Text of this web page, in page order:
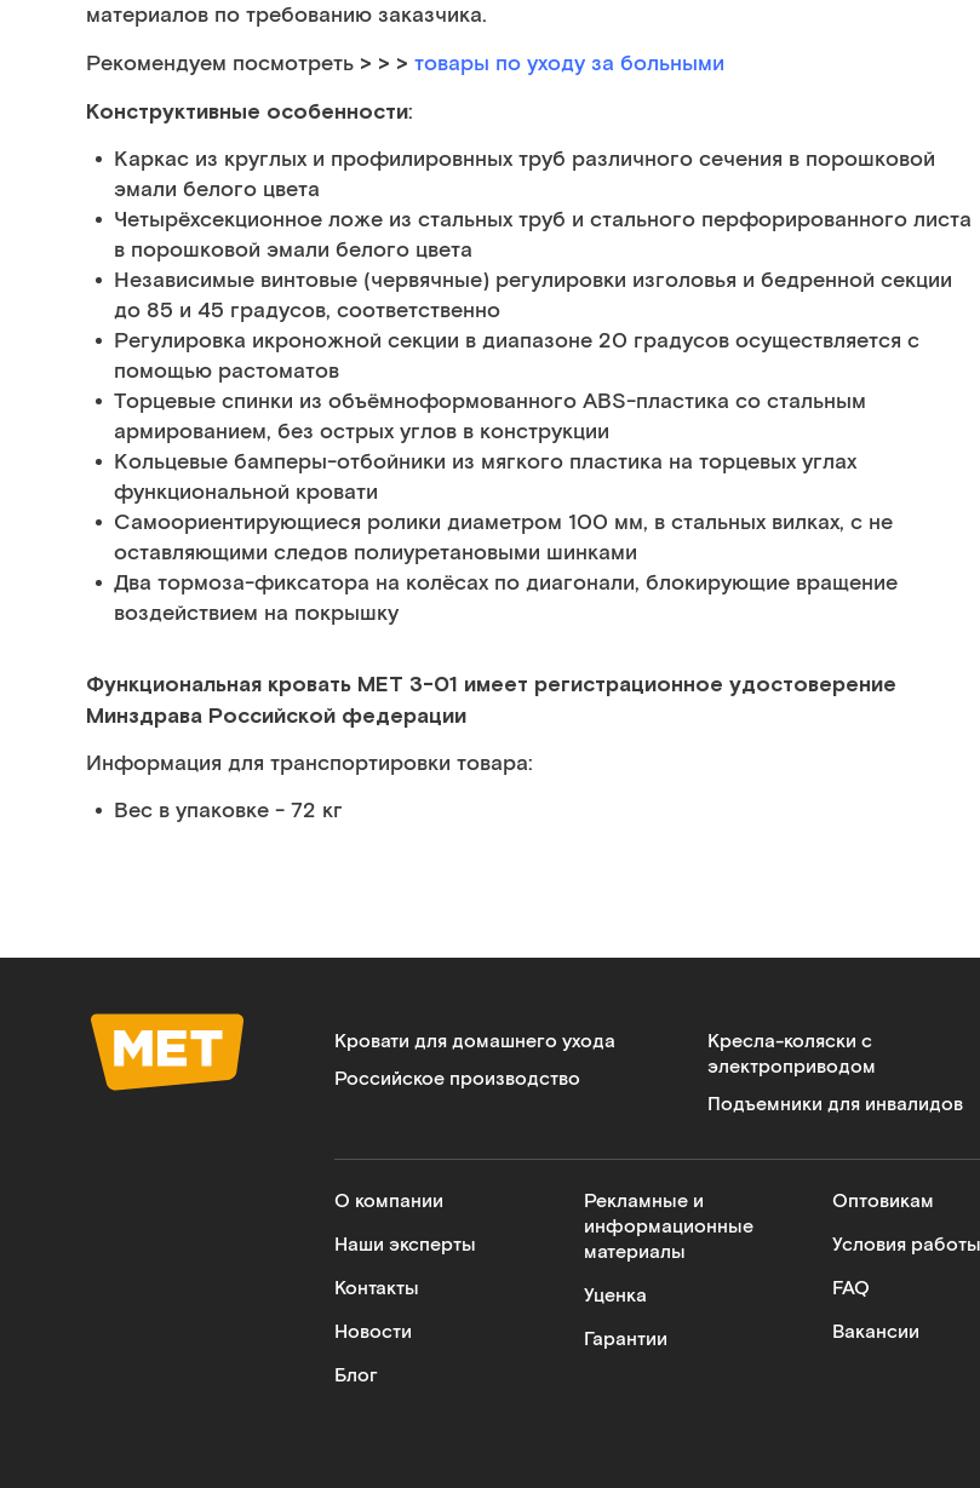
материалов по требованию заказчика.
Рекомендуем посмотреть > > > товары по уходу за больными
Конструктивные особенности:
Каркас из круглых и профилировнных труб различного сечения в порошковой
эмали белого цвета
Четырёхсекционное ложе из стальных труб и стального перфорированного листа
в порошковой эмали белого цвета
Независимые винтовые (червячные) регулировки изголовья и бедренной секции
до 85 и 45 градусов, соответственно
Регулировка икроножной секции в диапазоне 20 градусов осуществляется с
помощью растоматов
Торцевые спинки из объёмноформованного ABS-пластика со стальным
армированием, без острых углов в конструкции
Кольцевые бамперы-отбойники из мягкого пластика на торцевых углах
функциональной кровати
Самоориентирующиеся ролики диаметром 100 мм, в стальных вилках, с не
оставляющими следов полиуретановыми шинками
Два тормоза-фиксатора на колёсах по диагонали, блокирующие вращение
воздействием на покрышку
Функциональная кровать МЕТ 3-01 имеет регистрационное удостоверение
Минздрава Российской федерации
Информация для транспортировки товара:
Вес в упаковке - 72 кг
Кровати для домашнего ухода
Российское производство
Кресла-коляски с
электроприводом
Подъемники для инвалидов
О компании
Наши эксперты
Контакты
Новости
Блог
Рекламные и
информационные
материалы
Уценка
Гарантии
Оптовикам
Условия работы
FAQ
Вакансии